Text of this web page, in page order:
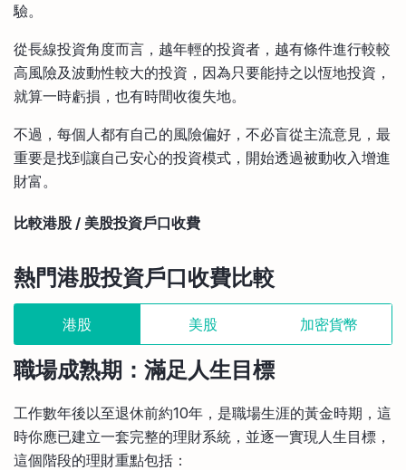
驗。
從長線投資角度而言，越年輕的投資者，越有條件進行較較
高風險及波動性較大的投資，因為只要能持之以恆地投資，
就算一時虧損，也有時間收復失地。
不過，每個人都有自己的風險偏好，不必盲從主流意見，最
重要是找到讓自己安心的投資模式，開始透過被動收入增進
財富。
比較港股 / 美股投資戶口收費
熱門港股投資戶口收費比較
港股 美股 加密貨幣
職場成熟期：滿足人生目標
工作數年後以至退休前約10年，是職場生涯的黃金時期，這
時你應已建立一套完整的理財系統，並逐一實現人生目標，
這個階段的理財重點包括：